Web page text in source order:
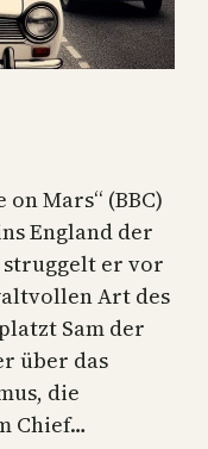
Mars“ (BBC)
England der
er vor
Art des
Sam der
über das
die
Chief…